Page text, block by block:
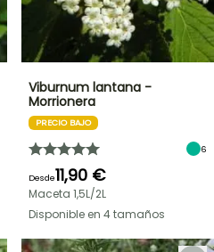
Viburnum lantana -
Morrionera
PRECIO BAJO
6
Desde11,90 €
Maceta 1,5L/2L
Disponible en 4 tamaños